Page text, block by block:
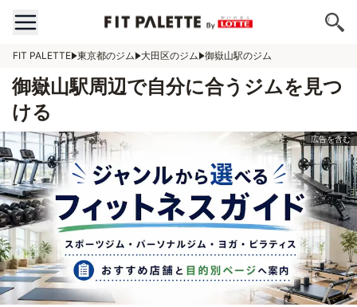
FIT PALETTE 東京都のジム 大田区のジム 御嶽山駅のジム
御嶽山駅周辺で自分に合うジムを見つ
ける